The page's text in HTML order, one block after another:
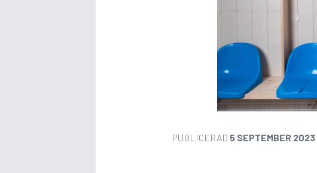
PUBLICERAD 5 SEPTEMBER 2023